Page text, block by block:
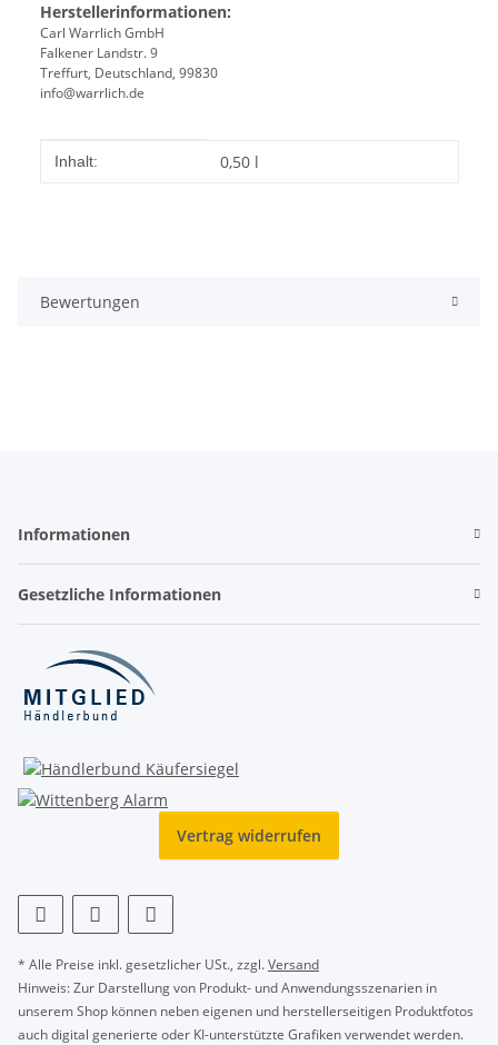
Herstellerinformationen:
Carl Warrlich GmbH
Falkener Landstr. 9
Treffurt, Deutschland, 99830
info@warrlich.de
Produkteigenschaft
Wert
Inhalt: 0,50 l
Bewertungen
Informationen
Gesetzliche Informationen
Vertrag widerrufen
* Alle Preise inkl. gesetzlicher USt., zzgl.Versand
Hinweis: Zur Darstellung von Produkt- und Anwendungsszenarien in
unserem Shop können neben eigenen und herstellerseitigen Produktfotos
auch digital generierte oder KI-unterstützte Grafiken verwendet werden.